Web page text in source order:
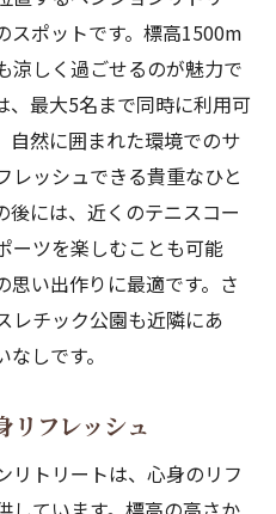
スポットです。標高1500m
涼しく過ごせるのが魅力で
、最大5名まで同時に利用可
自然に囲まれた環境でのサ
レッシュできる貴重なひと
後には、近くのテニスコー
ーツを楽しむことも可能
思い出作りに最適です。さ
レチック公園も近隣にあ
しです。
リフレッシュ
リトリートは、心身のリフ